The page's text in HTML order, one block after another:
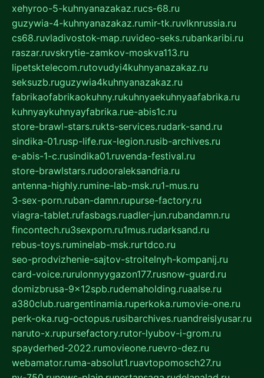
xehyroo-5-kuhnyanazakaz.rucs-68.ru
guzywia-4-kuhnyanazakaz.rumir-tk.ruvlknrussia.ru
cs68.ruvladivostok-map.ruvideo-seks.rubankaribi.ru
raszar.ruvskrytie-zamkov-moskva113.ru
lipetsktelecom.rutovudyi4kuhnyanazakaz.ru
seksuzb.ruguzywia4kuhnyanazakaz.ru
fabrikaofabrikaokuhny.rukuhnyaekuhnyaafabrika.ru
kuhnyaykuhnyayfabrika.rue-abis1c.ru
store-brawl-stars.rukts-services.rudark-sand.ru
sindika-01.rusp-life.rux-legion.rusib-archives.ru
e-abis-1-c.rusindika01.ruvenda-festival.ru
store-brawlstars.rudooraleksandria.ru
antenna-highly.rumine-lab-msk.ru1-mus.ru
3-sex-porn.ruban-damn.rupurse-factory.ru
viagra-tablet.rufasbags.ruadler-jun.rubandamn.ru
fincontech.ru3sexporn.ru1mus.rudarksand.ru
rebus-toys.ruminelab-msk.rurtdco.ru
seo-prodvizhenie-sajtov-stroitelnyh-kompanij.ru
card-voice.rurulonnyygazon177.rusnow-guard.ru
domizbrusa-9x12spb.rudemaholding.ruaalse.ru
a380club.ruargentinamia.ruperkoka.rumovie-one.ru
perk-oka.rug-octopus.rusibarchives.ruandreislyusar.ru
naruto-x.rupursefactory.rutor-lyubov-i-grom.ru
spayderhed-2022.rumovieone.ruevro-dez.ru
webamator.ruma-absolut1.ruavtopomosch27.ru